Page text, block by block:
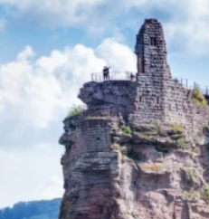
Panneau de gestion des cookies